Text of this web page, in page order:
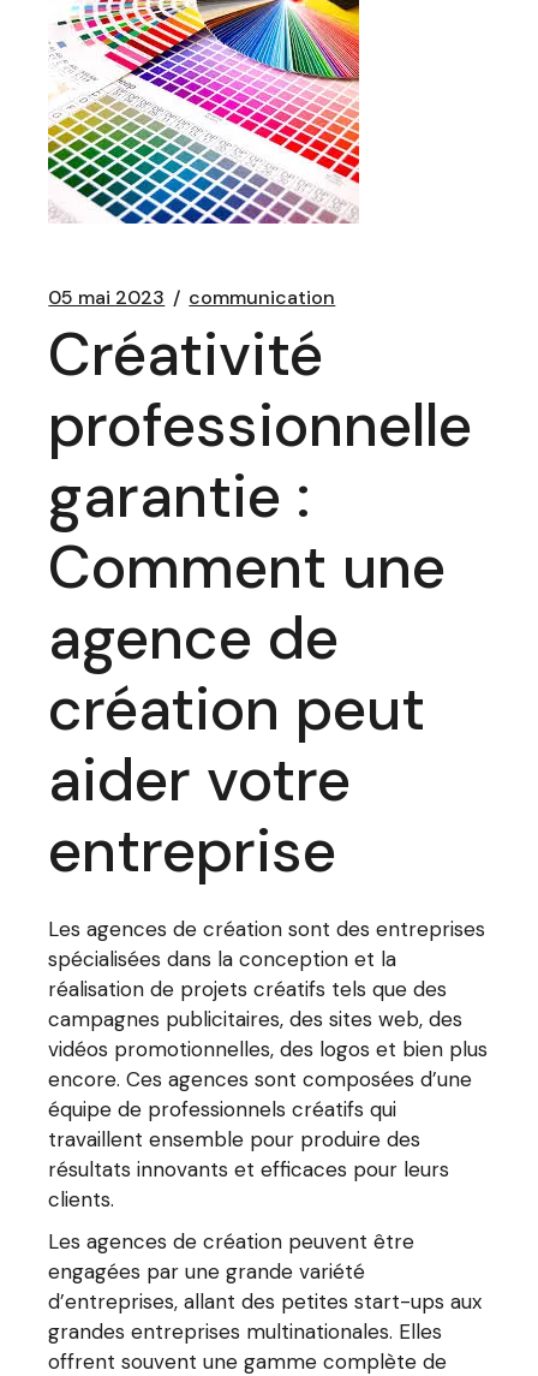
05 mai 2023 communication
Créativité
professionnelle
garantie :
Comment une
agence de
création peut
aider votre
entreprise
Les agences de création sont des entreprises
spécialisées dans la conception et la
réalisation de projets créatifs tels que des
campagnes publicitaires, des sites web, des
vidéos promotionnelles, des logos et bien plus
encore. Ces agences sont composées d’une
équipe de professionnels créatifs qui
travaillent ensemble pour produire des
résultats innovants et efficaces pour leurs
clients.
Les agences de création peuvent être
engagées par une grande variété
d’entreprises, allant des petites start-ups aux
grandes entreprises multinationales. Elles
offrent souvent une gamme complète de